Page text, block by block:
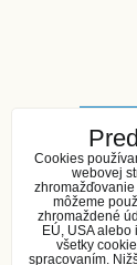
Šaľa
Cookies
webovej
môžeme
zhromaždené
EÚ, USA
všetky
spracovaním.